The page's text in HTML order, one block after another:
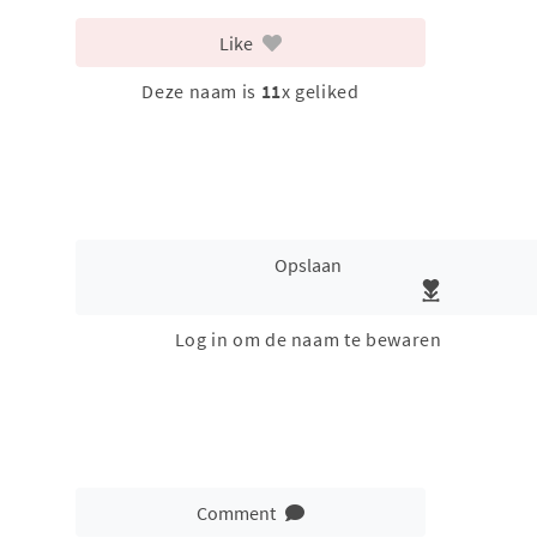
Like
Deze naam is 11x geliked
Opslaan
Log in om de naam te bewaren
Comment